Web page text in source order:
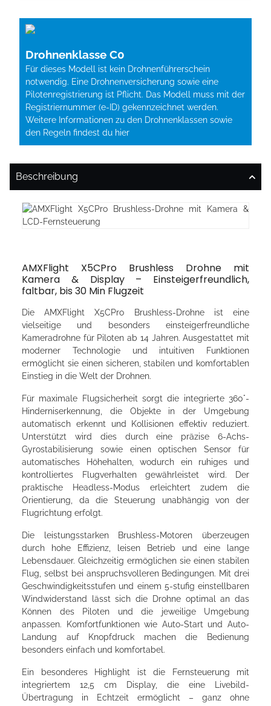
Drohnenklasse C0
Für dieses Modell ist kein Drohnenführerschein
notwendig. Eine Drohnenversicherung sowie eine
Pilotenregistrierung ist Pflicht. Das Modell muss mit der
Registriernummer (e-ID) gekennzeichnet werden.
Weitere Informationen zu den Drohnenklassen sowie
den Regeln findest du hier
Beschreibung
AMXFlight X5CPro Brushless Drohne mit
Kamera & Display – Einsteigerfreundlich,
faltbar, bis 30 Min Flugzeit
Die AMXFlight X5CPro Brushless-Drohne ist eine
vielseitige und besonders einsteigerfreundliche
Kameradrohne für Piloten ab 14 Jahren. Ausgestattet mit
moderner Technologie und intuitiven Funktionen
ermöglicht sie einen sicheren, stabilen und komfortablen
Einstieg in die Welt der Drohnen.
Für maximale Flugsicherheit sorgt die integrierte 360°-
Hinderniserkennung, die Objekte in der Umgebung
automatisch erkennt und Kollisionen effektiv reduziert.
Unterstützt wird dies durch eine präzise 6-Achs-
Gyrostabilisierung sowie einen optischen Sensor für
automatisches Höhehalten, wodurch ein ruhiges und
kontrolliertes Flugverhalten gewährleistet wird. Der
praktische Headless-Modus erleichtert zudem die
Orientierung, da die Steuerung unabhängig von der
Flugrichtung erfolgt.
Die leistungsstarken Brushless-Motoren überzeugen
durch hohe Effizienz, leisen Betrieb und eine lange
Lebensdauer. Gleichzeitig ermöglichen sie einen stabilen
Flug, selbst bei anspruchsvolleren Bedingungen. Mit drei
Geschwindigkeitsstufen und einem 5-stufig einstellbaren
Windwiderstand lässt sich die Drohne optimal an das
Können des Piloten und die jeweilige Umgebung
anpassen. Komfortfunktionen wie Auto-Start und Auto-
Landung auf Knopfdruck machen die Bedienung
besonders einfach und komfortabel.
Ein besonderes Highlight ist die Fernsteuerung mit
integriertem 12,5 cm Display, die eine Livebild-
Übertragung in Echtzeit ermöglicht – ganz ohne